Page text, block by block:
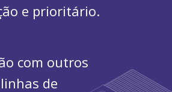
e prioritário.
com outros
de